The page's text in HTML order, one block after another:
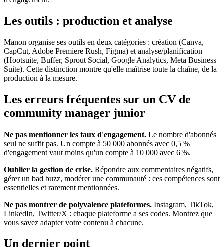
Les outils : production et analyse
Manon organise ses outils en deux catégories : création (Canva,
CapCut, Adobe Premiere Rush, Figma) et analyse/planification
(Hootsuite, Buffer, Sprout Social, Google Analytics, Meta Business
Suite). Cette distinction montre qu'elle maîtrise toute la chaîne, de la
production à la mesure.
Les erreurs fréquentes sur un CV de
community manager junior
Ne pas mentionner les taux d'engagement. Le nombre d'abonnés
seul ne suffit pas. Un compte à 50 000 abonnés avec 0,5 %
d'engagement vaut moins qu'un compte à 10 000 avec 6 %.
Oublier la gestion de crise. Répondre aux commentaires négatifs,
gérer un bad buzz, modérer une communauté : ces compétences sont
essentielles et rarement mentionnées.
Ne pas montrer de polyvalence plateformes. Instagram, TikTok,
LinkedIn, Twitter/X : chaque plateforme a ses codes. Montrez que
vous savez adapter votre contenu à chacune.
Un dernier point